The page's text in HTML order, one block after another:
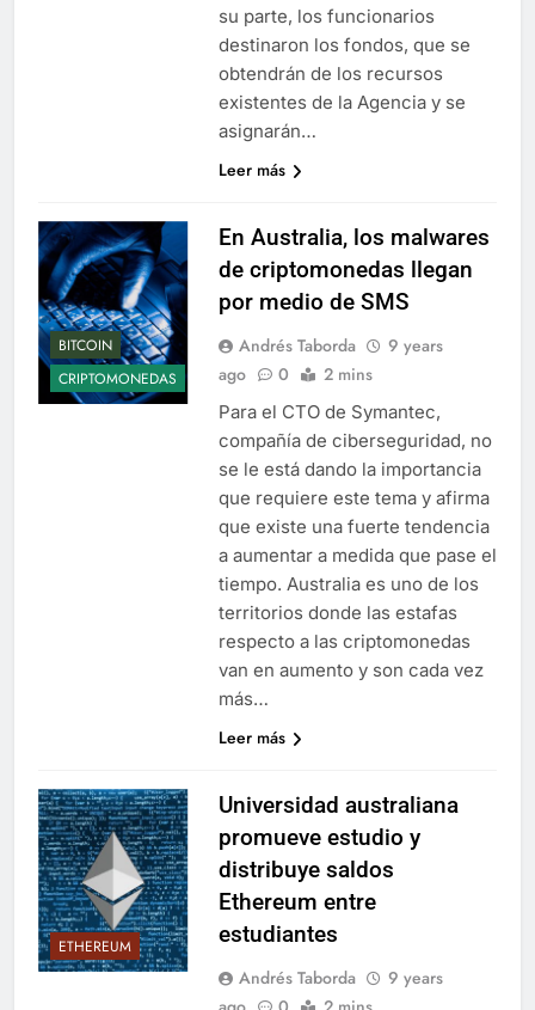
su parte, los funcionarios
destinaron los fondos, que se
obtendrán de los recursos
existentes de la Agencia y se
asignarán…
Leer más
BITCOIN
CRIPTOMONEDAS
En Australia, los malwares
de criptomonedas llegan
por medio de SMS
Andrés Taborda
9 years
ago
0 2 mins
Para el CTO de Symantec,
compañía de ciberseguridad, no
se le está dando la importancia
que requiere este tema y afirma
que existe una fuerte tendencia
a aumentar a medida que pase el
tiempo. Australia es uno de los
territorios donde las estafas
respecto a las criptomonedas
van en aumento y son cada vez
más…
Leer más
ETHEREUM
Universidad australiana
promueve estudio y
distribuye saldos
Ethereum entre
estudiantes
Andrés Taborda
9 years